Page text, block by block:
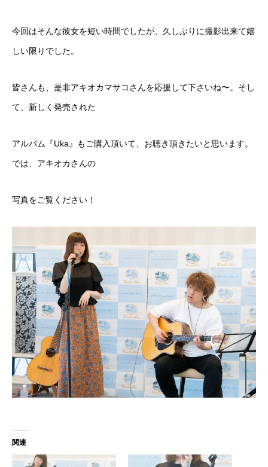
今回はそんな彼女を短い時間でしたが、久しぶりに撮影出来て嬉
しい限りでした。
皆さんも、是非アキオカマサコさんを応援して下さいね〜。そし
て、新しく発売された
アルバム『Uka』もご購入頂いて、お聴き頂きたいと思います。
では、アキオカさんの
写真をご覧ください！
関連